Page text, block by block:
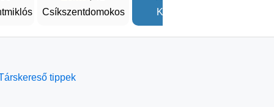
Csíkszentdomokos
Kolozsvár
tippek